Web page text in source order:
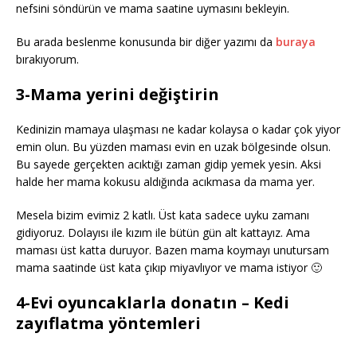
nefsini söndürün ve mama saatine uymasını bekleyin.
Bu arada beslenme konusunda bir diğer yazımı da buraya
bırakıyorum.
3-Mama yerini değiştirin
Kedinizin mamaya ulaşması ne kadar kolaysa o kadar çok yiyor
emin olun. Bu yüzden maması evin en uzak bölgesinde olsun.
Bu sayede gerçekten acıktığı zaman gidip yemek yesin. Aksi
halde her mama kokusu aldığında acıkmasa da mama yer.
Mesela bizim evimiz 2 katlı. Üst kata sadece uyku zamanı
gidiyoruz. Dolayısı ile kızım ile bütün gün alt kattayız. Ama
maması üst katta duruyor. Bazen mama koymayı unutursam
mama saatinde üst kata çıkıp miyavlıyor ve mama istiyor 🙂
4-Evi oyuncaklarla donatın – Kedi
zayıflatma yöntemleri